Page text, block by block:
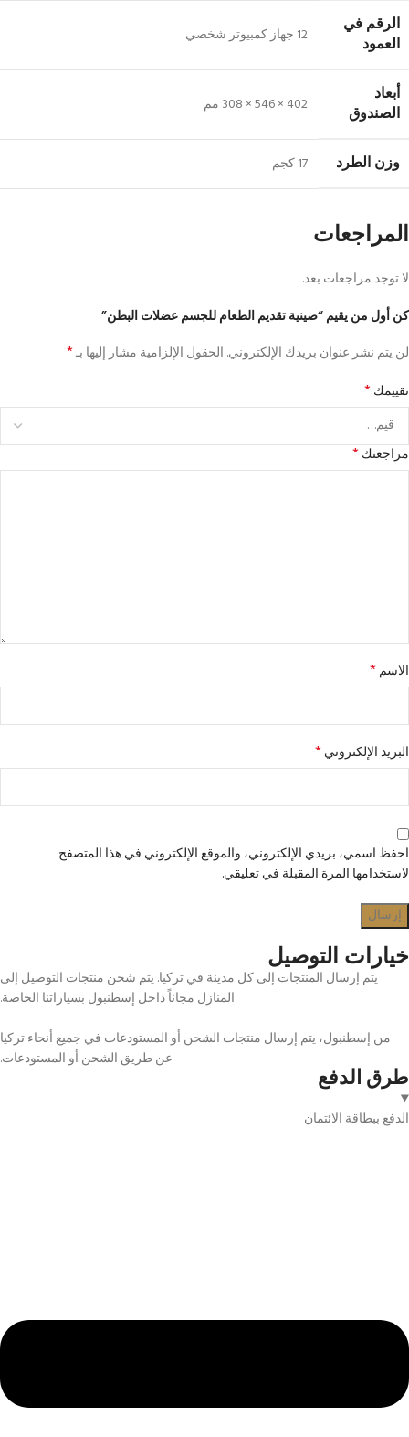
الرقم في
العمود
12 جهاز كمبيوتر شخصي
أبعاد
الصندوق
402 × 546 × 308 مم
وزن الطرد 17 كجم
المراجعات
لا توجد مراجعات بعد.
كن أول من يقيم “صينية تقديم الطعام للجسم عضلات البطن”
لن يتم نشر عنوان بريدك الإلكتروني. الحقول الإلزامية مشار إليها بـ*
تقييمك*
مراجعتك*
الاسم*
البريد الإلكتروني*
احفظ اسمي، بريدي الإلكتروني، والموقع الإلكتروني في هذا المتصفح
لاستخدامها المرة المقبلة في تعليقي.
خيارات التوصيل
يتم إرسال المنتجات إلى كل مدينة في تركيا. يتم شحن منتجات التوصيل إلى
المنازل مجاناً داخل إسطنبول بسياراتنا الخاصة.
من إسطنبول، يتم إرسال منتجات الشحن أو المستودعات في جميع أنحاء تركيا
عن طريق الشحن أو المستودعات.
طرق الدفع
الدفع ببطاقة الائتمان